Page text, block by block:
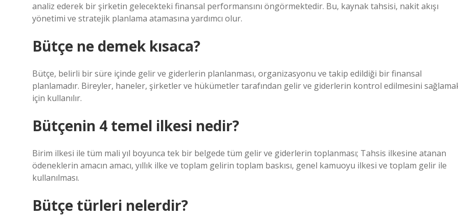
analiz ederek bir şirketin gelecekteki finansal performansını öngörmektedir. Bu, kaynak tahsisi, nakit akışı
yönetimi ve stratejik planlama atamasına yardımcı olur.
Bütçe ne demek kısaca?
Bütçe, belirli bir süre içinde gelir ve giderlerin planlanması, organizasyonu ve takip edildiği bir finansal
planlamadır. Bireyler, haneler, şirketler ve hükümetler tarafından gelir ve giderlerin kontrol edilmesini
için kullanılır.
Bütçenin 4 temel ilkesi nedir?
Birim ilkesi ile tüm mali yıl boyunca tek bir belgede tüm gelir ve giderlerin toplanması; Tahsis ilkesine atanan
ödeneklerin amacın amacı, yıllık ilke ve toplam gelirin toplam baskısı, genel kamuoyu ilkesi ve toplam gelir ile
kullanılması.
Bütçe türleri nelerdir?